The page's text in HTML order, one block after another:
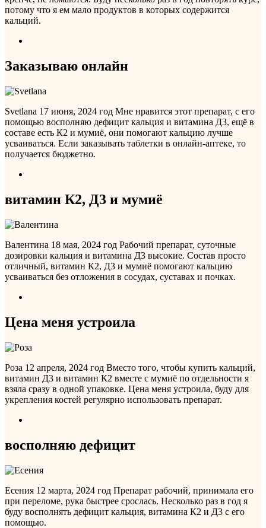
потому что я ем мало продуктов в которых содержится
кальций.
Заказываю онлайн
Svetlana 17 июня, 2024 год Мне нравится этот препарат, с его
помощью восполняю дефицит кальция и витамина Д3, ещё в
составе есть К2 и мумиё, они помогают кальцию лучше
усваиваться. Если заказывать таблетки в онлайн-аптеке, то
получается бюджетно.
витамин К2, Д3 и мумиё
Валентина 18 мая, 2024 год Рабочий препарат, суточные
дозировки кальция и витамина Д3 высокие. Состав просто
отличный, витамин К2, Д3 и мумиё помогают кальцию
усваиваться без отложения в сосудах, суставах и почках.
Цена меня устроила
Роза 12 апреля, 2024 год Вместо того, чтобы купить кальций,
витамин Д3 и витамин К2 вместе с мумиё по отдельности я
взяла сразу в одной упаковке. Цена меня устроила, буду для
укрепления костей регулярно использовать препарат.
восполняю дефицит
Есения 12 марта, 2024 год Препарат рабочий, принимала его
при переломе, рука быстрее срослась. Несколько раз в год я
буду восполнять дефицит кальция, витамина К2 и Д3 с его
помощью.